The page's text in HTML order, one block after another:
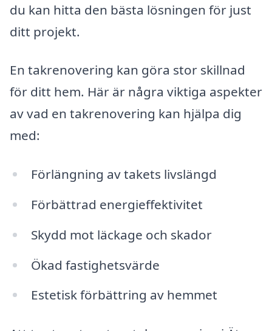
du kan hitta den bästa lösningen för just
ditt projekt.
En takrenovering kan göra stor skillnad
för ditt hem. Här är några viktiga aspekter
av vad en takrenovering kan hjälpa dig
med:
Förlängning av takets livslängd
Förbättrad energieffektivitet
Skydd mot läckage och skador
Ökad fastighetsvärde
Estetisk förbättring av hemmet